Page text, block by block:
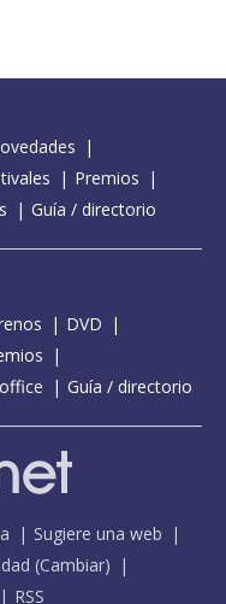
Premios
Guía / directorio
DVD
Guía / directorio
Sugiere una web
(Cambiar)
RSS